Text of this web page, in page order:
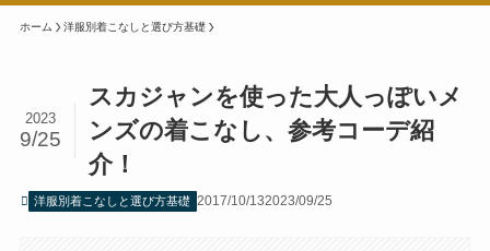
ホーム 洋服別着こなしと選び方基礎
スカジャンを使った大人っぽいメ
ンズの着こなし、参考コーデ紹
介！
2023
9/25
洋服別着こなしと選び方基礎 2017/10/132023/09/25